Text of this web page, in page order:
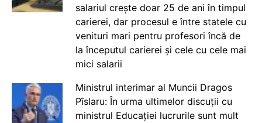
salariul crește doar 25 de ani în timpul
carierei, dar procesul e între statele cu
venituri mari pentru profesori încă de
la începutul carierei și cele cu cele mai
mici salarii
Ministrul interimar al Muncii Dragos
Pîslaru: În urma ultimelor discuții cu
ministrul Educației lucrurile sunt mult